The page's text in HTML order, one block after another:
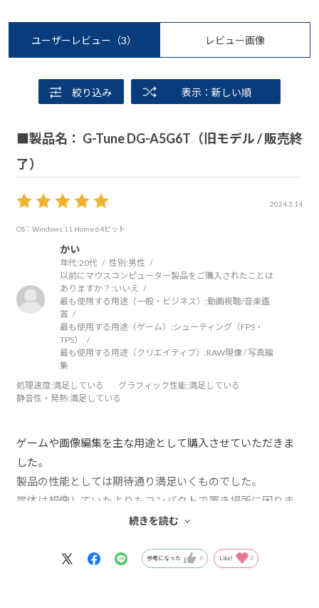
ユーザーレビュー （3） レビュー画像
絞り込み 表示：新しい順
■製品名： G-Tune DG-A5G6T（旧モデル / 販売終
了）
2024.3.14
OS：Windows 11 Home 64ビット
かい
年代:20代 性別:男性
以前にマウスコンピューター製品をご購入されたことは
ありますか？: いいえ
最も使用する用途（一般・ビジネス）:動画視聴/音楽鑑
賞
最も使用する用途（ゲーム）:シューティング（FPS・
TPS）
最も使用する用途（クリエイティブ）:RAW現像 / 写真編
集
処理速度:満足している グラフィック性能:満足している
静音性・発熱:満足している
ゲームや画像編集を主な用途として購入させていただきま
した。
製品の性能としては期待通り満足いくものでした。
筐体は想像していたよりもコンパクトで置き場所に困りま
ーズに合わせてカスタマイズできるため
続きを読む
参考になった 0 Like! 0